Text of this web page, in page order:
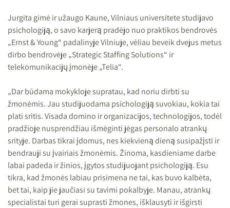
Jurgita gimė ir užaugo Kaune, Vilniaus universitete studijavo
psichologiją, o savo karjerą pradėjo nuo praktikos bendrovės
„Ernst & Young“ padalinyje Vilniuje, vėliau beveik dvejus metus
dirbo bendrovėje „Strategic Staffing Solutions“ ir
telekomunikacijų įmonėje „Telia“.
„Dar būdama mokykloje supratau, kad noriu dirbti su
žmonėmis. Jau studijuodama psichologiją suvokiau, kokia tai
plati sritis. Visada domino ir organizacijos, technologijos, todėl
pradžioje nusprendžiau išmėginti jėgas personalo atrankų
srityje. Darbas tikrai įdomus, nes kiekvieną dieną susipažįsti ir
bendrauji su įvairiais žmonėmis. Žinoma, kasdieniame darbe
labai padeda ir žinios, įgytos studijuojant psichologiją. Esu
tikra, kad žmonės labiau prisimena ne tai, kas buvo kalbėta,
bet tai, kaip jie jaučiasi su tavimi pokalbyje. Manau, atrankų
specialistai turi gerai suprasti žmones, išklausyti ir išgirsti